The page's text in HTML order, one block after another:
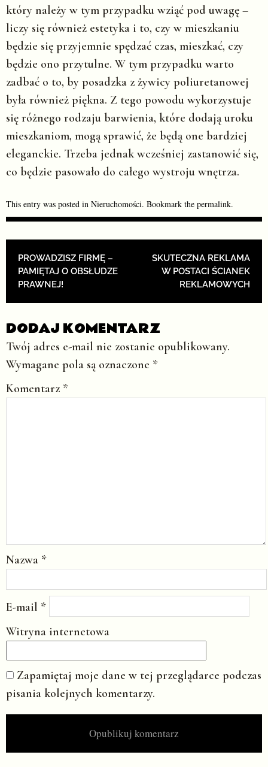
który należy w tym przypadku wziąć pod uwagę –
liczy się również estetyka i to, czy w mieszkaniu
będzie się przyjemnie spędzać czas, mieszkać, czy
będzie ono przytulne. W tym przypadku warto
zadbać o to, by posadzka z żywicy poliuretanowej
była również piękna. Z tego powodu wykorzystuje
się różnego rodzaju barwienia, które dodają uroku
mieszkaniom, mogą sprawić, że będą one bardziej
eleganckie. Trzeba jednak wcześniej zastanowić się,
co będzie pasowało do całego wystroju wnętrza.
This entry was posted in Nieruchomości. Bookmark the permalink.
POST NAVIGATION
PROWADZISZ FIRMĘ –
PAMIĘTAJ O OBSŁUDZE
PRAWNEJ!
SKUTECZNA REKLAMA
W POSTACI ŚCIANEK
REKLAMOWYCH
DODAJ KOMENTARZ
Twój adres e-mail nie zostanie opublikowany.
Wymagane pola są oznaczone *
Komentarz *
Nazwa *
E-mail *
Witryna internetowa
Zapamiętaj moje dane w tej przeglądarce podczas
pisania kolejnych komentarzy.